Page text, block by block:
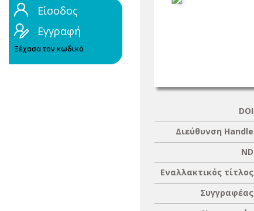
Είσοδος
Εγγραφή
Ξέχασα τον κωδικό
DOI
Διεύθυνση Handle
ND
Εναλλακτικός τίτλος
Συγγραφέας